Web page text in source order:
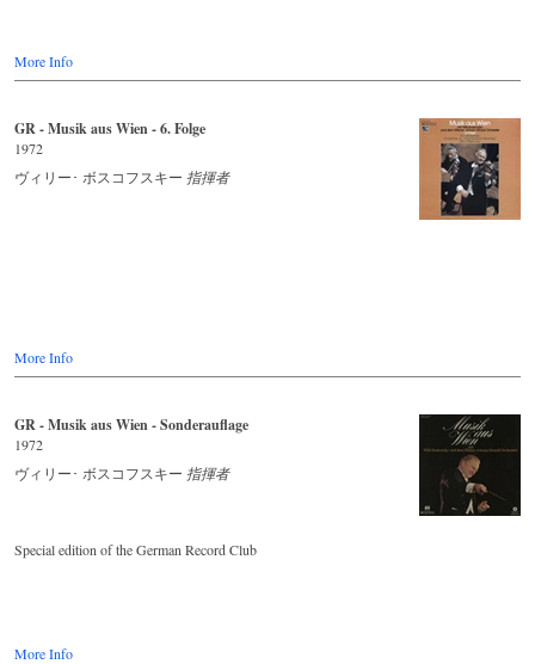
More Info
GR - Musik aus Wien - 6. Folge
1972
ヴィリー･ ボスコフスキー 指揮者
More Info
GR - Musik aus Wien - Sonderauflage
1972
ヴィリー･ ボスコフスキー 指揮者
Special edition of the German Record Club
More Info